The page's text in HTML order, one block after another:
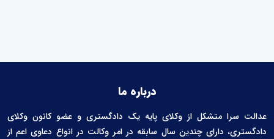
درباره ما
عدالت سرا متشکل از وکلای پایه یک دادگستری و عضو کانون وکلای
دادگستری، دارای چندین سال سابقه در امر وکالت در انواع دعاوی اعم از